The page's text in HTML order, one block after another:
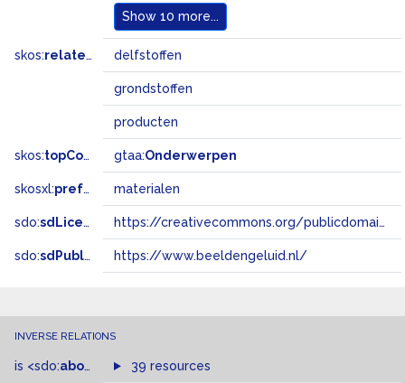
Show 10 more...
skos:related delfstoffen
grondstoffen
producten
skos:topConceptOf gtaa:Onderwerpen
skosxl:prefLabel materialen
sdo:sdLicense https://creativecommons.org/publicdomain/zero/1.0/
sdo:sdPublisher https://www.beeldengeluid.nl/
INVERSE RELATIONS
is <sdo:about of 39 resources